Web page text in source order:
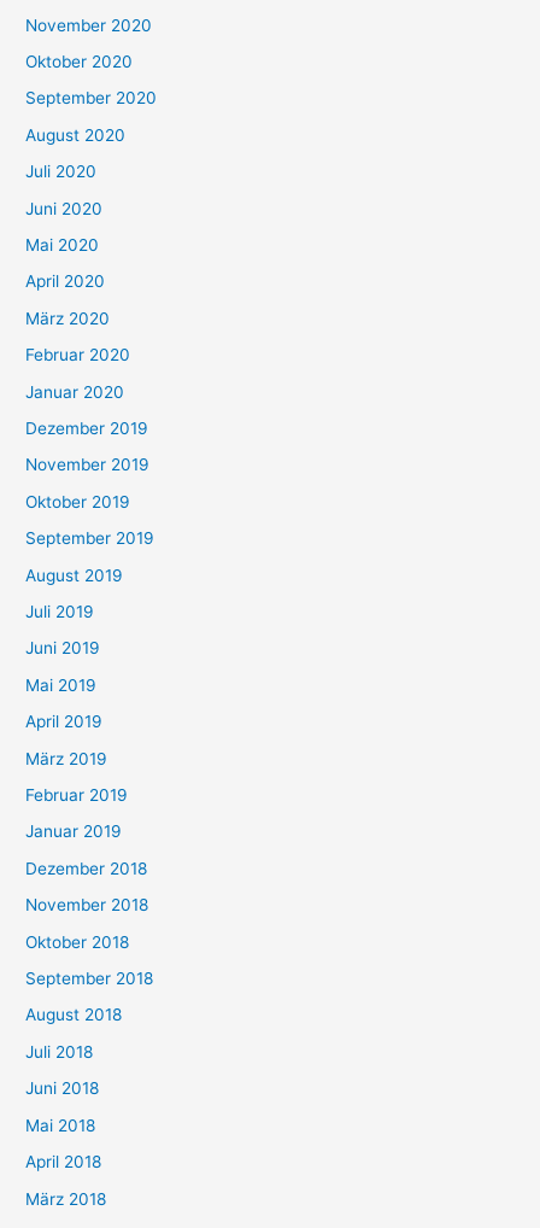
November 2020
Oktober 2020
September 2020
August 2020
Juli 2020
Juni 2020
Mai 2020
April 2020
März 2020
Februar 2020
Januar 2020
Dezember 2019
November 2019
Oktober 2019
September 2019
August 2019
Juli 2019
Juni 2019
Mai 2019
April 2019
März 2019
Februar 2019
Januar 2019
Dezember 2018
November 2018
Oktober 2018
September 2018
August 2018
Juli 2018
Juni 2018
Mai 2018
April 2018
März 2018